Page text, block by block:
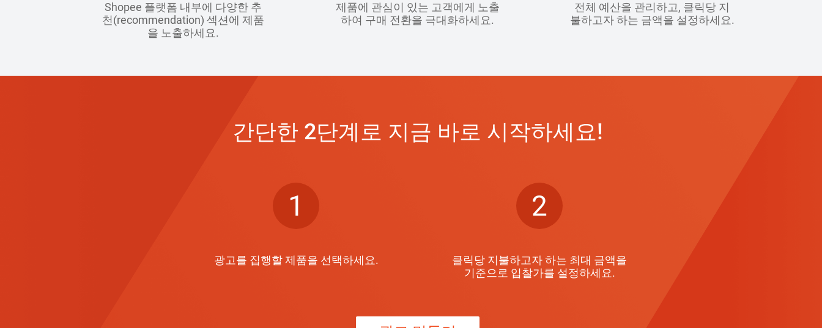
Shopee 플랫폼 내부에 다양한 추
천(recommendation) 섹션에 제품
을 노출하세요.
제품에 관심이 있는 고객에게 노출
하여 구매 전환을 극대화하세요.
전체 예산을 관리하고, 클릭당 지
불하고자 하는 금액을 설정하세요.
간단한 2단계로 지금 바로 시작하세요!
1
광고를 집행할 제품을 선택하세요.
2
클릭당 지불하고자 하는 최대 금액을
기준으로 입찰가를 설정하세요.